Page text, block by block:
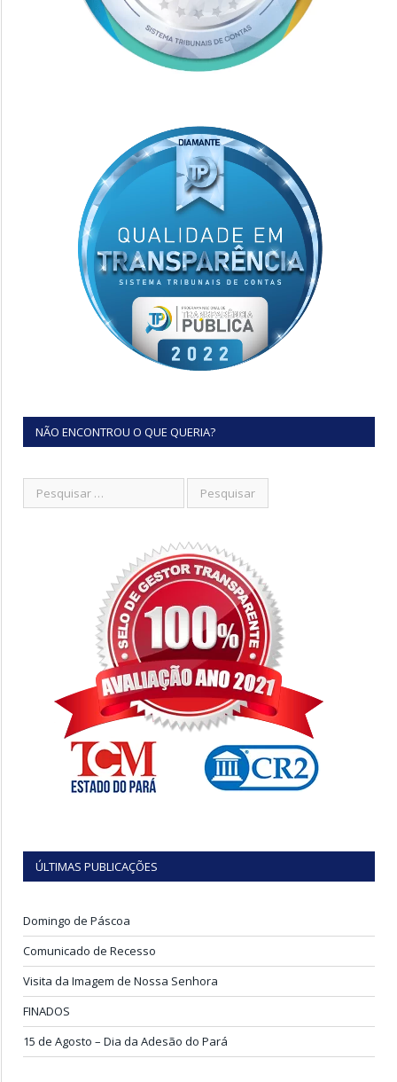
NÃO ENCONTROU O QUE QUERIA?
ÚLTIMAS PUBLICAÇÕES
Domingo de Páscoa
Comunicado de Recesso
Visita da Imagem de Nossa Senhora
FINADOS
15 de Agosto – Dia da Adesão do Pará